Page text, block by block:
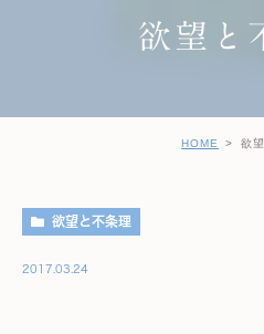
欲望と
HOME 欲
欲望と不条理
2017.03.24